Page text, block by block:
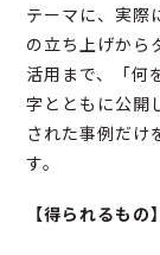
テーマに、実際
の立ち上げから
活用まで、「何
字とともに公開
された事例だけ
す。
【得られるもの】